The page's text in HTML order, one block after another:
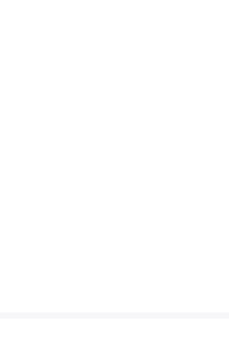
پیش رو قیمت میلگرد هشترود امروز
میلگرد هشترود توسط خود
میلگرد بر قیمت آن تاثیرگذار است